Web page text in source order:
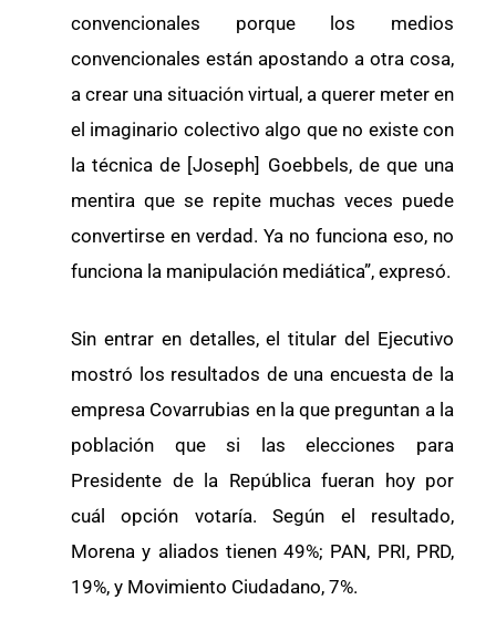
convencionales porque los medios
convencionales están apostando a otra cosa,
a crear una situación virtual, a querer meter en
el imaginario colectivo algo que no existe con
la técnica de [Joseph] Goebbels, de que una
mentira que se repite muchas veces puede
convertirse en verdad. Ya no funciona eso, no
funciona la manipulación mediática”, expresó.
Sin entrar en detalles, el titular del Ejecutivo
mostró los resultados de una encuesta de la
empresa Covarrubias en la que preguntan a la
población que si las elecciones para
Presidente de la República fueran hoy por
cuál opción votaría. Según el resultado,
Morena y aliados tienen 49%; PAN, PRI, PRD,
19%, y Movimiento Ciudadano, 7%.